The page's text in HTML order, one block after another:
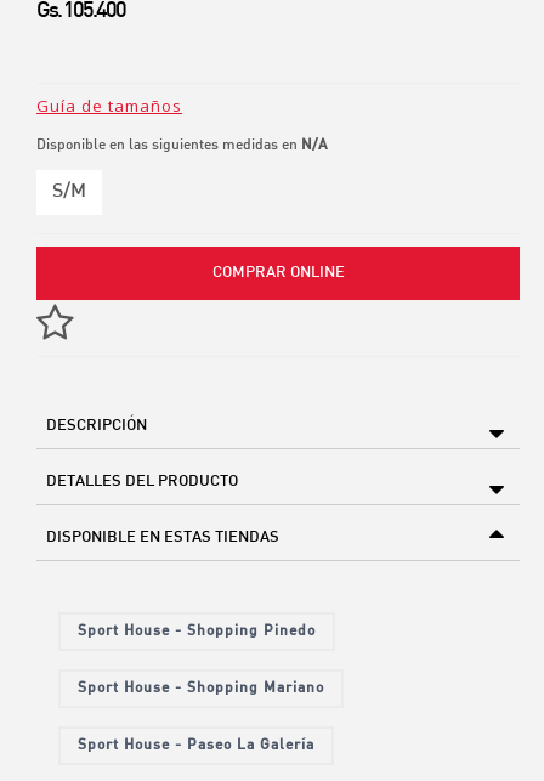
Gs. 105.400
Guía de tamaños
Disponible en las siguientes medidas en N/A
S/M
COMPRAR ONLINE
DESCRIPCIÓN
DETALLES DEL PRODUCTO
DISPONIBLE EN ESTAS TIENDAS
Sport House - Shopping Pinedo
Sport House - Shopping Mariano
Sport House - Paseo La Galería